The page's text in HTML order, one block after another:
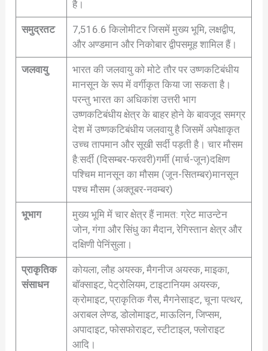
है।
समुद्रतट
7,516.6 किलोमीटर जिसमें मुख्य भूमि, लक्षद्वीप,
और अण्डमान और निकोबार द्वीपसमूह शामिल हैं।
जलवायु
भारत की जलवायु को मोटे तौर पर उष्णकटिबंधीय
मानसून के रूप में वर्गीकृत किया जा सकता है।
परन्तु भारत का अधिकांश उत्तरी भाग
उष्णकटिबंधीय क्षेत्र के बाहर होने के बावजूद समग्र
देश में उष्णकटिबंधीय जलवायु है जिसमें अपेक्षाकृत
उच्च तापमान और सूखी सर्दी पड़ती है। चार मौसम
है:सर्दी (दिसम्बर-फरवरी)गर्मी (मार्च-जून)दक्षिण
पश्चिम मानसून का मौसम (जून-सितम्बर)मानसून
पश्च मौसम (अक्तूबर-नवम्बर)
भूभाग
मुख्य भूमि में चार क्षेत्र हैं नामत: ग्रेट माउन्टेन
जोन, गंगा और सिंधु का मैदान, रेगिस्तान क्षेत्र और
दक्षिणी पेनिंसुला।
प्राकृतिक
संसाधन
कोयला, लौह अयस्क, मैगनीज अयस्क, माइका,
बॉक्साइट, पेट्रोलियम, टाइटानियम अयस्क,
क्रोमाइट, प्राकृतिक गैस, मैगनेसाइट, चूना पत्थर,
अराबल लेण्ड, डोलोमाइट, माऊलिन, जिप्सम,
अपादाइट, फोसफोराइट, स्टीटाइल, फ्लोराइट
आदि।